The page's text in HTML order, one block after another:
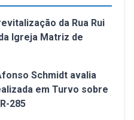
da Rua Rui
Igreja Matriz de
Schmidt avalia
em Turvo sobre
285